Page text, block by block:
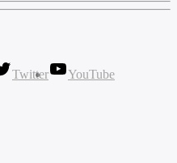
Twitter
YouTube